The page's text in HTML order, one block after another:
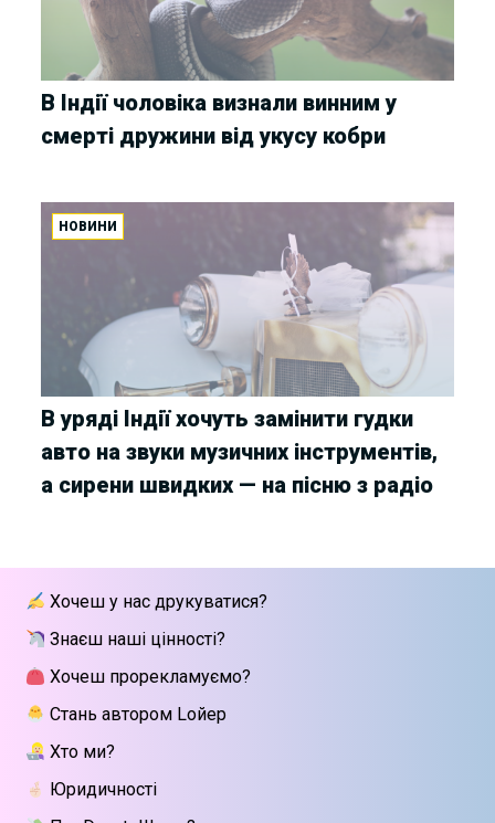
В Індії чоловіка визнали винним у
смерті дружини від укусу кобри
НОВИНИ
В уряді Індії хочуть замінити гудки
авто на звуки музичних інструментів,
а сирени швидких — на пісню з радіо
Хочеш у нас друкуватися?
Знаєш наші цінності?
Хочеш прорекламуємо?
Стань автором Lойер
Хто ми?
Юридичності